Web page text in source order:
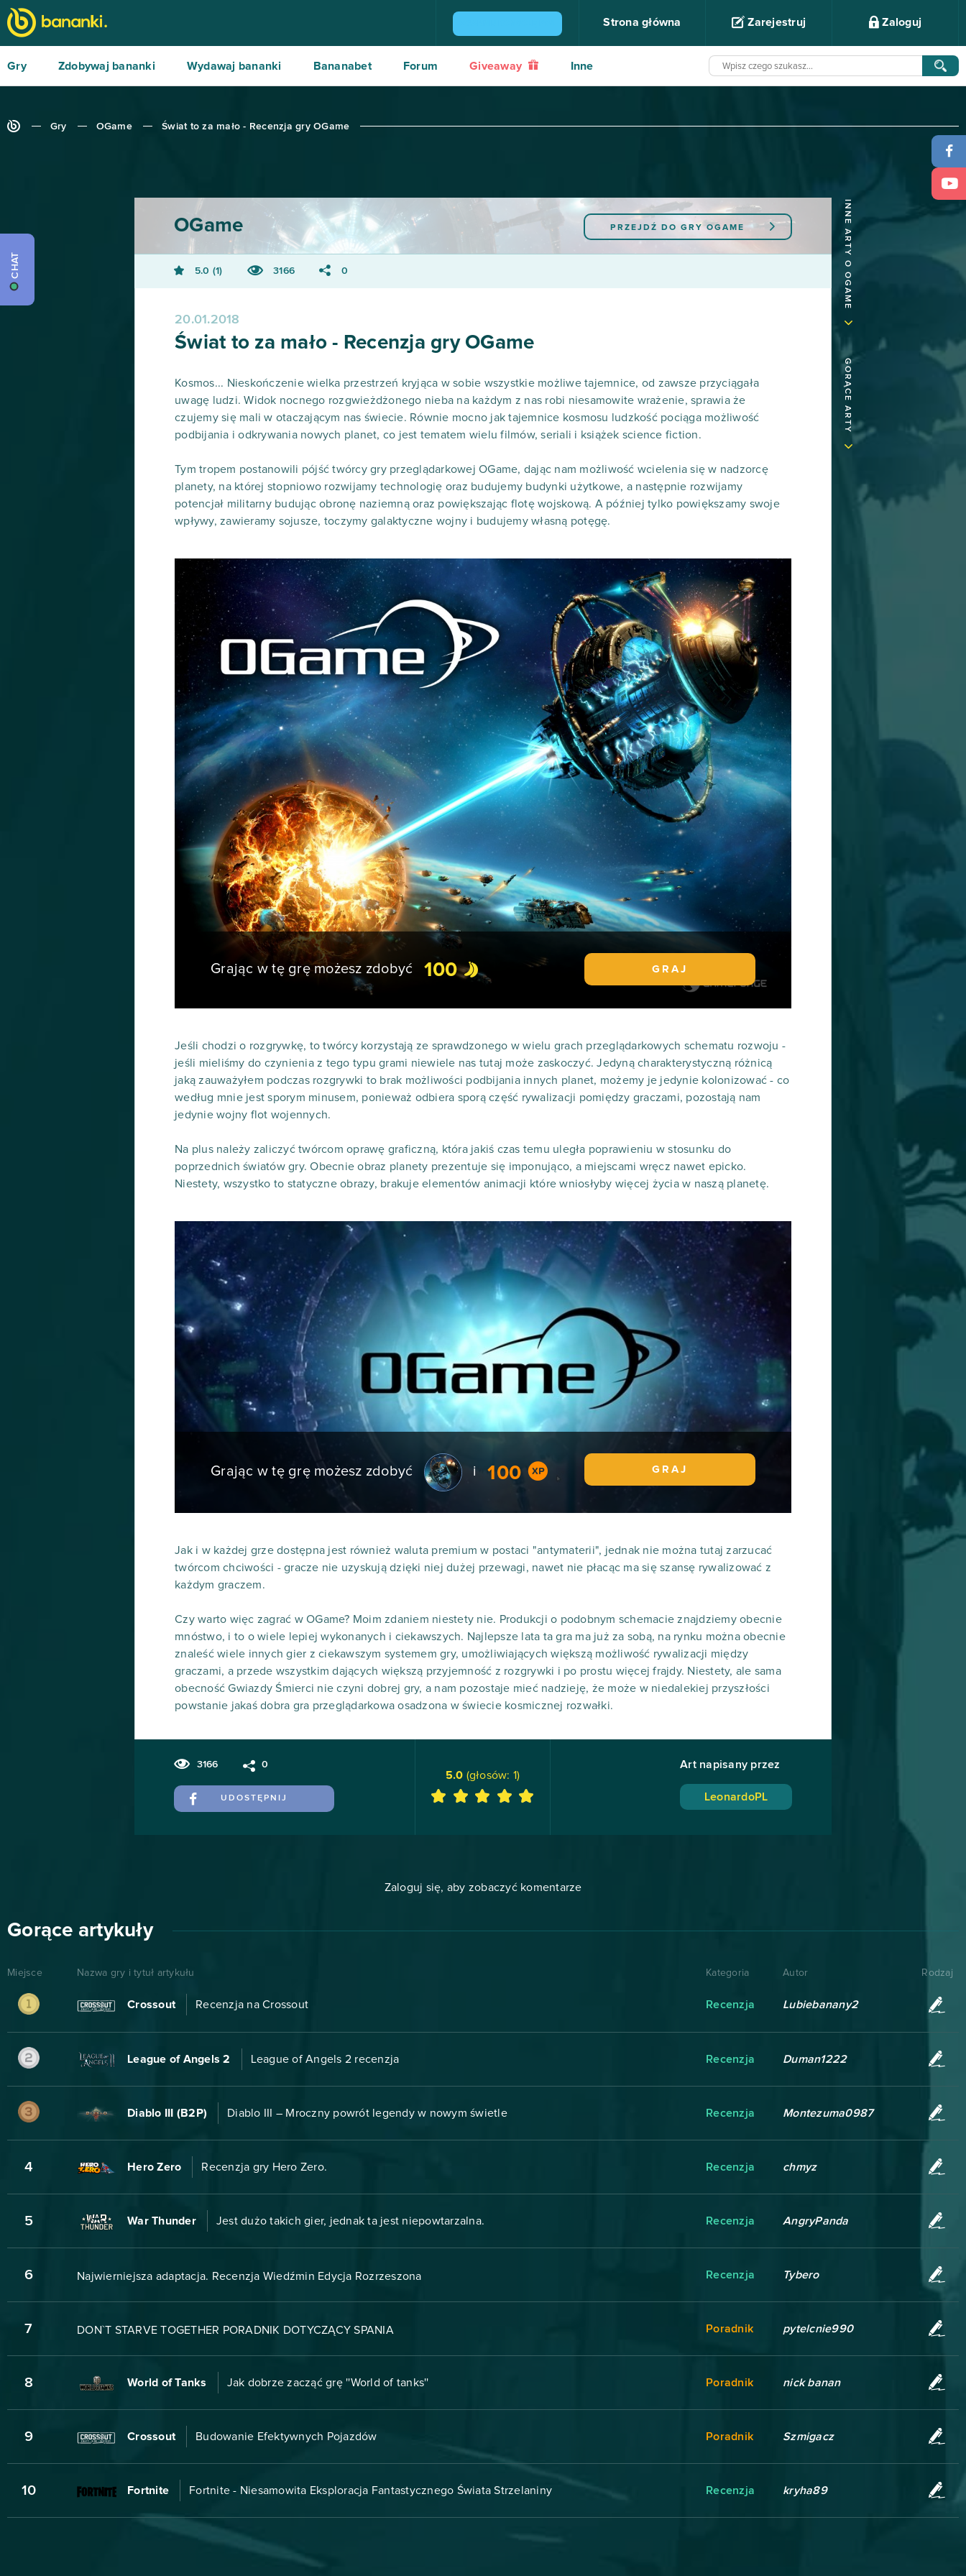
Strona główna Zarejestruj Zaloguj
Gry Zdobywaj bananki Wydawaj bananki Bananabet Forum Giveaway Inne
Gry OGame Świat to za mało - Recenzja gry OGame
INNE ARTY O OGAME
GORĄCE ARTY
PRZEJDŹ DO GRYOGAME
OGame
5.0 1 3166 0
20.01.2018
Świat to za mało - Recenzja gry OGame
Kosmos... Nieskończenie wielka przestrzeń kryjąca w sobie wszystkie możliwe tajemnice, od zawsze przyciągała
uwagę ludzi. Widok nocnego rozgwieżdżonego nieba na każdym z nas robi niesamowite wrażenie, sprawia że
czujemy się mali w otaczającym nas świecie. Równie mocno jak tajemnice kosmosu ludzkość pociąga możliwość
podbijania i odkrywania nowych planet, co jest tematem wielu filmów, seriali i książek science fiction.
Tym tropem postanowili pójść twórcy gry przeglądarkowej OGame, dając nam możliwość wcielenia się w nadzorcę
planety, na której stopniowo rozwijamy technologię oraz budujemy budynki użytkowe, a następnie rozwijamy
potencjał militarny budując obronę naziemną oraz powiększając flotę wojskową. A później tylko powiększamy swoje
wpływy, zawieramy sojusze, toczymy galaktyczne wojny i budujemy własną potęgę.
Grając w tę grę możesz zdobyć 100 GRAJ
Jeśli chodzi o rozgrywkę, to twórcy korzystają ze sprawdzonego w wielu grach przeglądarkowych schematu rozwoju -
jeśli mieliśmy do czynienia z tego typu grami niewiele nas tutaj może zaskoczyć. Jedyną charakterystyczną różnicą
jaką zauważyłem podczas rozgrywki to brak możliwości podbijania innych planet, możemy je jedynie kolonizować - co
według mnie jest sporym minusem, ponieważ odbiera sporą część rywalizacji pomiędzy graczami, pozostają nam
jedynie wojny flot wojennych.
Na plus należy zaliczyć twórcom oprawę graficzną, która jakiś czas temu uległa poprawieniu w stosunku do
poprzednich światów gry. Obecnie obraz planety prezentuje się imponująco, a miejscami wręcz nawet epicko.
Niestety, wszystko to statyczne obrazy, brakuje elementów animacji które wniosłyby więcej życia w naszą planetę.
Grając w tę grę możesz zdobyć i 100 GRAJ
Jak i w każdej grze dostępna jest również waluta premium w postaci "antymaterii", jednak nie można tutaj zarzucać
twórcom chciwości - gracze nie uzyskują dzięki niej dużej przewagi, nawet nie płacąc ma się szansę rywalizować z
każdym graczem.
Czy warto więc zagrać w OGame? Moim zdaniem niestety nie. Produkcji o podobnym schemacie znajdziemy obecnie
mnóstwo, i to o wiele lepiej wykonanych i ciekawszych. Najlepsze lata ta gra ma już za sobą, na rynku można obecnie
znaleść wiele innych gier z ciekawszym systemem gry, umożliwiających większą możliwość rywalizacji między
graczami, a przede wszystkim dających większą przyjemność z rozgrywki i po prostu więcej frajdy. Niestety, ale sama
obecność Gwiazdy Śmierci nie czyni dobrej gry, a nam pozostaje mieć nadzieję, że może w niedalekiej przyszłości
powstanie jakaś dobra gra przeglądarkowa osadzona w świecie kosmicznej rozwałki.
3166 0
UDOSTĘPNIJ
5.0 (głosów: 1)
Art napisany przez
LeonardoPL
Zaloguj się, aby zobaczyć komentarze
Gorące artykuły
Miejsce Nazwa gry i tytuł artykułu Kategoria Autor Rodzaj
Crossout Recenzja na Crossout Recenzja Lubiebanany2
League of Angels 2 League of Angels 2 recenzja Recenzja Duman1222
Diablo III (B2P) Diablo III – Mroczny powrót legendy w nowym świetle Recenzja Montezuma0987
4 Hero Zero Recenzja gry Hero Zero. Recenzja chmyz
5 War Thunder Jest dużo takich gier, jednak ta jest niepowtarzalna. Recenzja AngryPanda
6 Najwierniejsza adaptacja. Recenzja Wiedźmin Edycja Rozrzeszona Recenzja Tybero
7 DON`T STARVE TOGETHER PORADNIK DOTYCZĄCY SPANIA Poradnik pytelcnie990
8 World of Tanks Jak dobrze zacząć grę ''World of tanks'' Poradnik nick banan
9 Crossout Budowanie Efektywnych Pojazdów Poradnik Szmigacz
10 Fortnite Fortnite - Niesamowita Eksploracja Fantastycznego Świata Strzelaniny Recenzja kryha89
CHAT